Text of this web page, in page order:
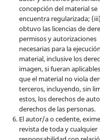
concepción del material se
encuentra regularizada;
obtuvo las licencias de
permisos y autorizaciones
necesarias para la
material, inclusive los
imagen, si fueran
que el material no viola
terceros, incluyendo, sin
estos, los derechos de
derechos de las personas.
El autor/a o cedente,
revista de toda y cualquier